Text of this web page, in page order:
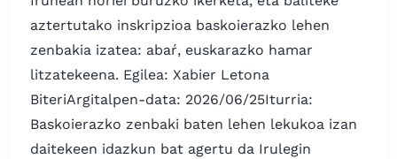
aztertutako inskripzioa baskoierazko lehen
zenbakia izatea: abaŕ, euskarazko hamar
litzatekeena. Egilea: Xabier Letona
BiteriArgitalpen-data: 2026/06/25Iturria:
Baskoierazko zenbaki baten lehen lekukoa izan
daitekeen idazkun bat agertu da Irulegin